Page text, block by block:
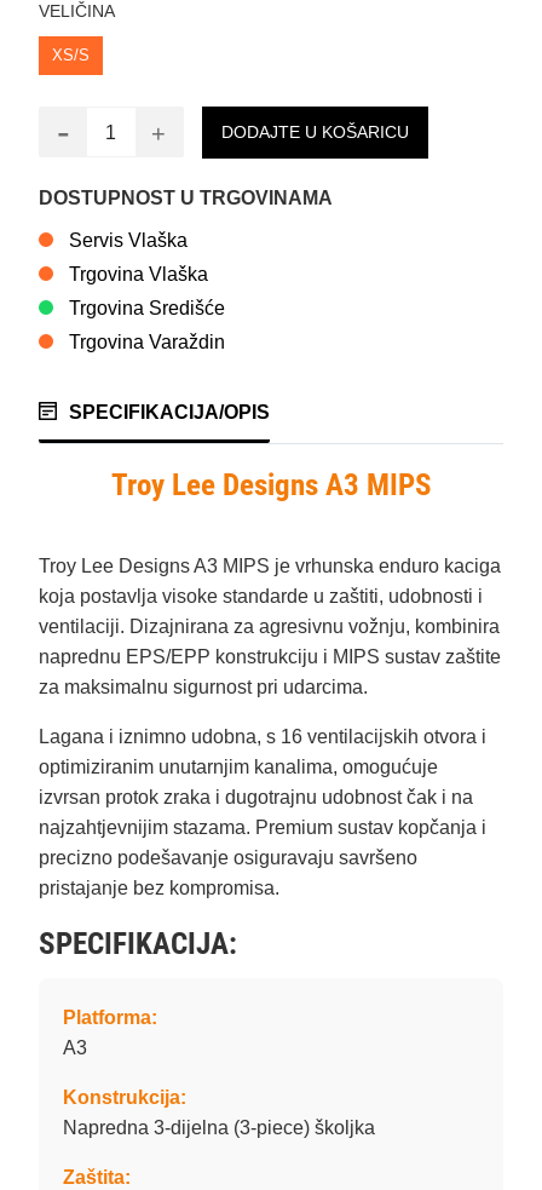
VELIČINA
XS/S
- + DODAJTE U KOŠARICU
DOSTUPNOST U TRGOVINAMA
Servis Vlaška
Trgovina Vlaška
Trgovina Središće
Trgovina Varaždin
SPECIFIKACIJA/OPIS
Troy Lee Designs A3 MIPS
Troy Lee Designs A3 MIPS je vrhunska enduro kaciga
koja postavlja visoke standarde u zaštiti, udobnosti i
ventilaciji. Dizajnirana za agresivnu vožnju, kombinira
naprednu EPS/EPP konstrukciju i MIPS sustav zaštite
za maksimalnu sigurnost pri udarcima.
Lagana i iznimno udobna, s 16 ventilacijskih otvora i
optimiziranim unutarnjim kanalima, omogućuje
izvrsan protok zraka i dugotrajnu udobnost čak i na
najzahtjevnijim stazama. Premium sustav kopčanja i
precizno podešavanje osiguravaju savršeno
pristajanje bez kompromisa.
SPECIFIKACIJA:
Platforma:
A3
Konstrukcija:
Napredna 3-dijelna (3-piece) školjka
Zaštita: